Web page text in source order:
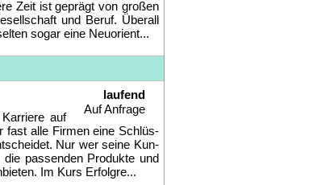
Zeit ist ge­prägt von gro­ßen
und Be­ruf. Über­all
so­gar ei­ne Neu­ori­ent...
laufend
Auf Anfrage
auf
fast al­le Fir­men ei­ne Schlüs­
Nur wer sei­ne Kun­
pas­sen­den Pro­duk­te und
Im Kurs Er­folg­re...